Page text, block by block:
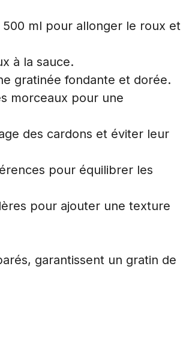
500 ml pour allonger le roux et
à la sauce.
gratinée fondante et dorée.
morceaux pour une
des cardons et éviter leur
pour équilibrer les
pour ajouter une texture
garantissent un gratin de